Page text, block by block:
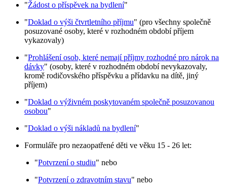
"Žádost o příspěvek na bydlení"
"Doklad o výši čtvrtletního příjmu" (pro všechny společně
posuzované osoby, které v rozhodném období příjem
vykazovaly)
"Prohlášení osob, které nemají příjmy rozhodné pro nárok na
dávky" (osoby, které v rozhodném období nevykazovaly,
kromě rodičovského příspěvku a přídavku na dítě, jiný
příjem)
"Doklad o výživném poskytovaném společně posuzovanou
osobou"
"Doklad o výši nákladů na bydlení"
Formuláře pro nezaopatřené děti ve věku 15 - 26 let:
"Potvrzení o studiu" nebo
"Potvrzení o zdravotním stavu" nebo